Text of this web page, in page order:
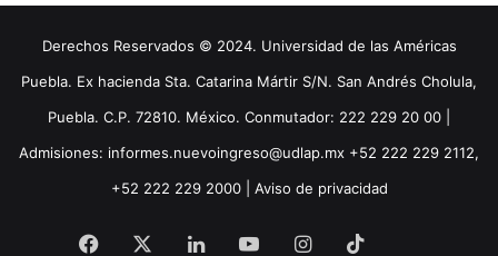
Derechos Reservados © 2024. Universidad de las Américas
Puebla. Ex hacienda Sta. Catarina Mártir S/N. San Andrés Cholula,
Puebla. C.P. 72810. México. Conmutador: 222 229 20 00 |
Admisiones: informes.nuevoingreso@udlap.mx +52 222 229 2112,
+52 222 229 2000 | Aviso de privacidad
Facebook LinkedInYouTubeInstagram